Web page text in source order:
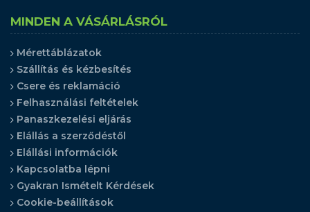
MINDEN A VÁSÁRLÁSRÓL
Mérettáblázatok
Szállítás és kézbesítés
Csere és reklamáció
Felhasználási feltételek
Panaszkezelési eljárás
Elállás a szerződéstől
Elállási információk
Kapcsolatba lépni
Gyakran Ismételt Kérdések
Cookie-beállítások